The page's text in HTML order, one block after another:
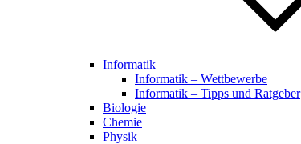
Informatik
Informatik – Wettbewerbe
Informatik – Tipps und Ratgeber
Biologie
Chemie
Physik